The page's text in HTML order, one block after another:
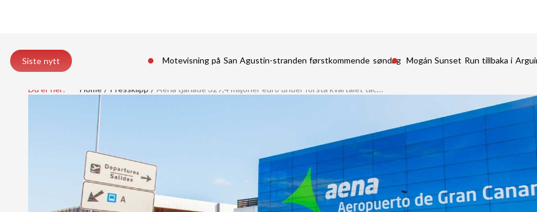
Siste nytt Motevisning på San Agustin-stranden førstkommende søndag Mogán Sunset Run tillbaka i
Du er her: Home Pressklipp Aena tjänade 329,4 miljoner euro under första kvartalet tack vare att passagerarna istället reste med flyg efter tågolyckan i Adamuz